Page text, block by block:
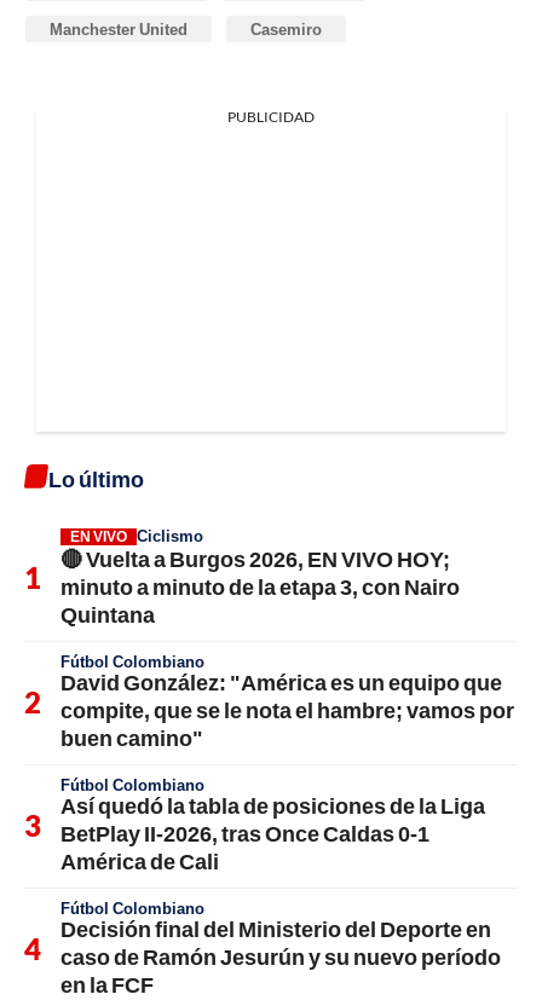
Manchester United Casemiro
PUBLICIDAD
Lo último
EN VIVO Ciclismo
🔴 Vuelta a Burgos 2026, EN VIVO HOY;
minuto a minuto de la etapa 3, con Nairo
Quintana
Fútbol Colombiano
David González: "América es un equipo que
compite, que se le nota el hambre; vamos por
buen camino"
Fútbol Colombiano
Así quedó la tabla de posiciones de la Liga
BetPlay II-2026, tras Once Caldas 0-1
América de Cali
Fútbol Colombiano
Decisión final del Ministerio del Deporte en
caso de Ramón Jesurún y su nuevo período
en la FCF